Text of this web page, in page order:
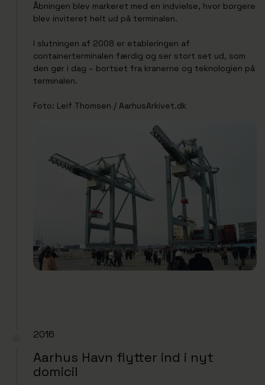
Åbningen blev markeret med en indvielse, hvor borgere
blev inviteret helt ud på terminalen.
I slutningen af 2008 er etableringen af
containerterminalen færdig og ser stort set ud, som
den gør i dag – bortset fra kranerne og teknologien på
terminalen.
Foto: Leif Thomsen / AarhusArkivet.dk
2016
Aarhus Havn flytter ind i nyt
domicil